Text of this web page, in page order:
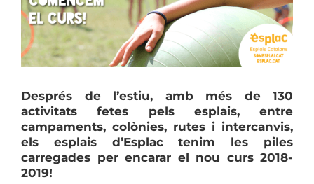
Image
Després de l’estiu, amb més de 130
activitats fetes pels esplais, entre
campaments, colònies, rutes i intercanvis,
els esplais d’Esplac tenim les piles
carregades per encarar el nou curs 2018-
2019!